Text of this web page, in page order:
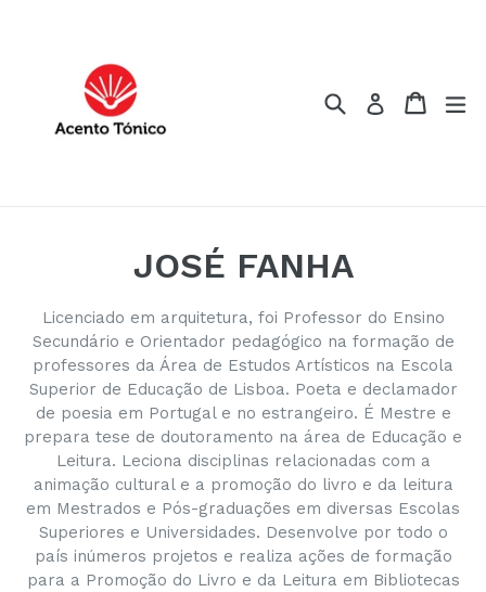
Pesquisar
Iniciar
JOSÉ FANHA
Licenciado em arquitetura, foi Professor do Ensino
Secundário e Orientador pedagógico na formação de
professores da Área de Estudos Artísticos na Escola
Superior de Educação de Lisboa. Poeta e declamador
de poesia em Portugal e no estrangeiro. É Mestre e
prepara tese de doutoramento na área de Educação e
Leitura. Leciona disciplinas relacionadas com a
animação cultural e a promoção do livro e da leitura
em Mestrados e Pós-graduações em diversas Escolas
Superiores e Universidades. Desenvolve por todo o
país inúmeros projetos e realiza ações de formação
para a Promoção do Livro e da Leitura em Bibliotecas